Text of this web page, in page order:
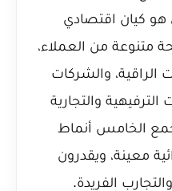
هو كيان اقتصادي
متنوعة من العملاء،
الراقية، والشركات
الترفيهية والتجارية
الخامس أنماط
معينة، ويقدرون
الفريدة.